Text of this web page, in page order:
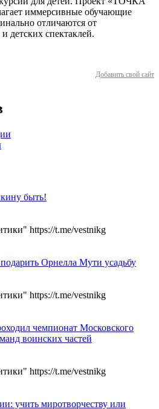
иммерсивные обучающие
отличаются от
детских спектаклей.
Добавить свой сайт
быть!
https://t.me/vestnikg
Орнелла Мути усадьбу
https://t.me/vestnikg
чемпионат Московского
воинских частей
https://t.me/vestnikg
учить миротворчеству или